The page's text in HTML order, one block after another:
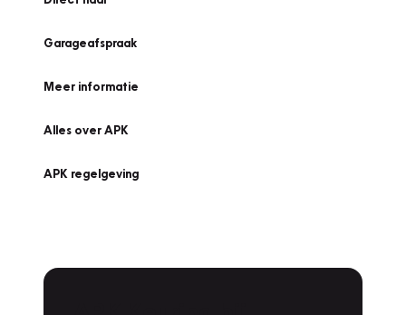
Garageafspraak
Meer informatie
Alles over APK
APK regelgeving